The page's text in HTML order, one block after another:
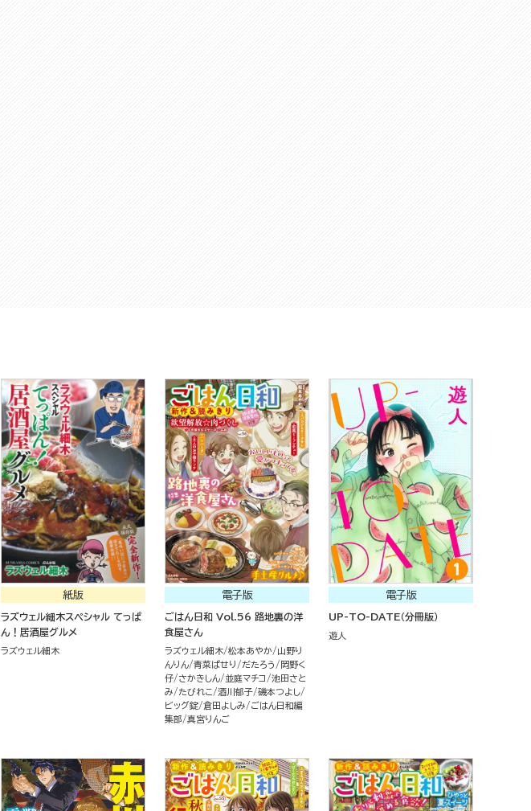
紙版
ラズウェル細木スペシャル てっぱ
ん！居酒屋グルメ
ラズウェル細木
電子版
ごはん日和 Vol.56 路地裏の洋
食屋さん
ラズウェル細木 松本あやか
山野り
んりん 青菜ぱせり だたろう
岡野く
仔 さかきしん 並庭マチコ
池田さと
み
たびれこ 酒川郁子 磯本つよし
ビッグ錠 倉田よしみ
ごはん日和編
集部
真宮りんご
電子版
UP-TO-DATE（分冊版）
遊人